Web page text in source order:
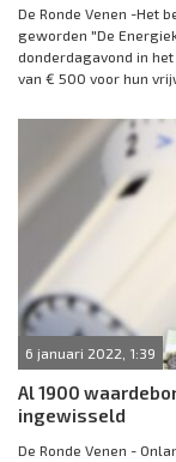
De Ronde Venen -Het
geworden "De
donderdagavond in
van € 500 voor hun
6 januari 2022, 1:39
Al 1900
ingewisseld
De Ronde Venen -